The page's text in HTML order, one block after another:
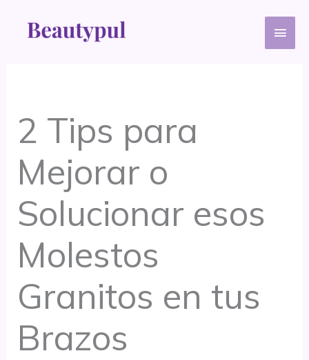
2 Tips para
Mejorar o
Solucionar esos
Molestos
Granitos en tus
Brazos